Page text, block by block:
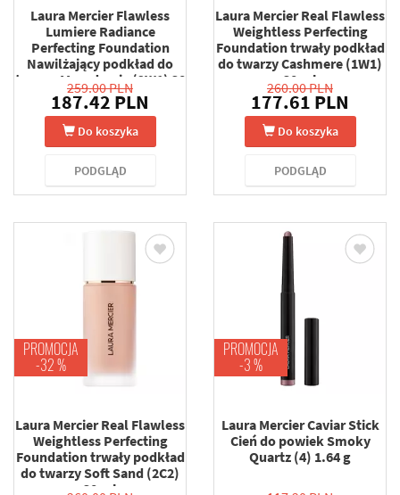
Laura Mercier Flawless
Lumiere Radiance
Perfecting Foundation
Nawilżający podkład do
twarzy Macadamia (2W1) 30
ml
259.00 PLN
187.42 PLN
Do koszyka
PODGLĄD
Laura Mercier Real Flawless
Weightless Perfecting
Foundation trwały podkład
do twarzy Cashmere (1W1)
30 ml
260.00 PLN
177.61 PLN
Do koszyka
PODGLĄD
PROMOCJA
-32 %
Laura Mercier Real Flawless
Weightless Perfecting
Foundation trwały podkład
do twarzy Soft Sand (2C2)
30 ml
PROMOCJA
-3 %
Laura Mercier Caviar Stick
Cień do powiek Smoky
Quartz (4) 1.64 g